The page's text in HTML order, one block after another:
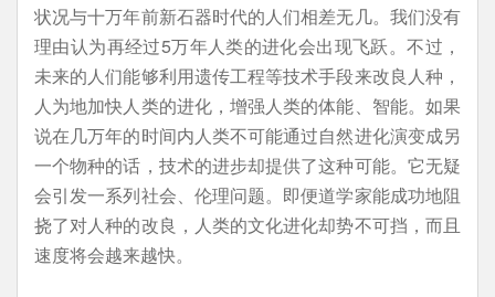
状况与十万年前新石器时代的人们相差无几。我们没有
理由认为再经过5万年人类的进化会出现飞跃。不过，
未来的人们能够利用遗传工程等技术手段来改良人种，
人为地加快人类的进化，增强人类的体能、智能。如果
说在几万年的时间内人类不可能通过自然进化演变成另
一个物种的话，技术的进步却提供了这种可能。它无疑
会引发一系列社会、伦理问题。即便道学家能成功地阻
挠了对人种的改良，人类的文化进化却势不可挡，而且
速度将会越来越快。